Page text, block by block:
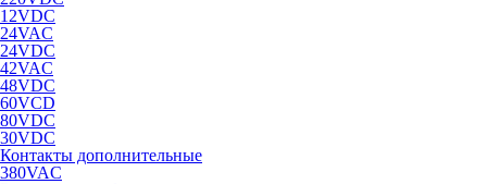
12VDC
24VAC
24VDC
42VAC
48VDC
60VCD
80VDC
30VDC
Контакты дополнительные
380VAC